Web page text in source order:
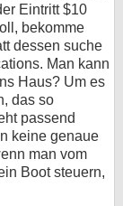
Eintritt $10
bekomme
dessen suche
Man kann
Haus? Um es
das so
passend
keine genaue
man vom
Boot steuern,